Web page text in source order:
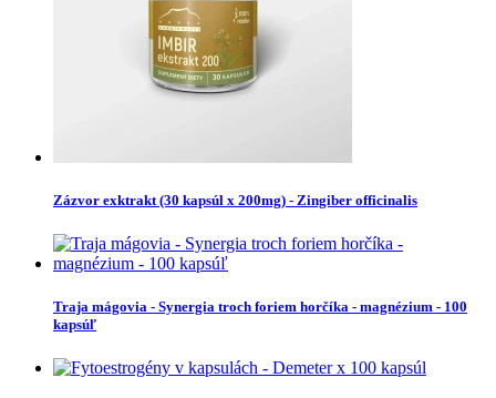
Zázvor exktrakt (30 kapsúl x 200mg) - Zingiber officinalis
Traja mágovia - Synergia troch foriem horčíka - magnézium - 100
kapsúľ